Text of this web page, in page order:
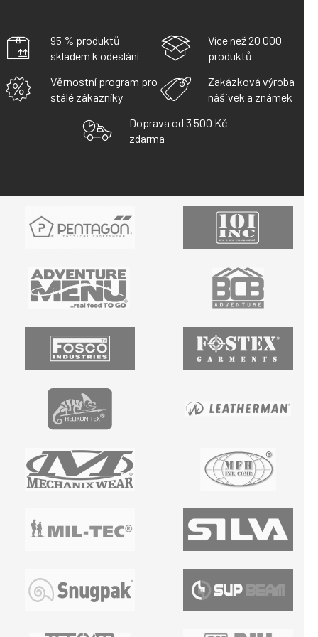
95 % produktů
skladem k odeslání
Více než 20 000
produktů
Věrnostní program pro
stálé zákazníky
Zakázková výroba
nášivek a známek
Doprava od 3 500 Kč
zdarma